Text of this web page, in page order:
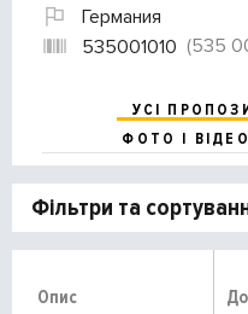
Германия
535001010 (535
УСІ
ФОТО І ВІДЕО
Фільтри та
Опис